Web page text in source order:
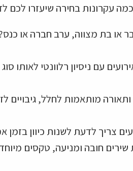
עקרונות בחירה שיעזרו לכם
או בת מצווה, ערב חברה או כנס?
עם ניסיון רלוונטי לאותו
מותאמות לחלל, גיבויים
צריך לדעת לשנות כיוון
שירים חובה ומניעה, טקסים